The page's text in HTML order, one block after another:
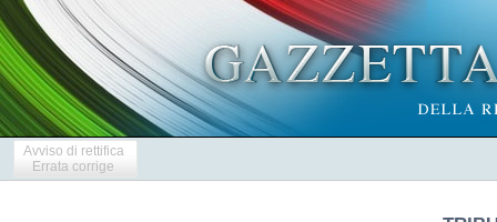
Avviso di rettifica
Errata corrige